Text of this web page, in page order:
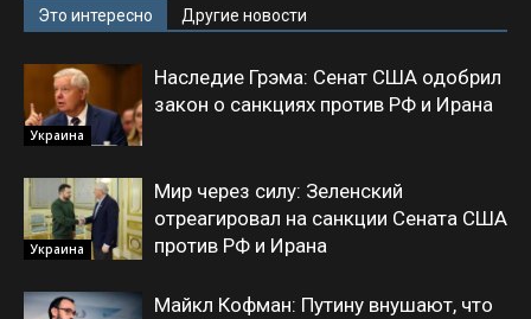
Это интересно Другие новости
Украина
Наследие Грэма: Сенат США одобрил
закон о санкциях против РФ и Ирана
Украина
Мир через силу: Зеленский
отреагировал на санкции Сената США
против РФ и Ирана
Майкл Кофман: Путину внушают, что